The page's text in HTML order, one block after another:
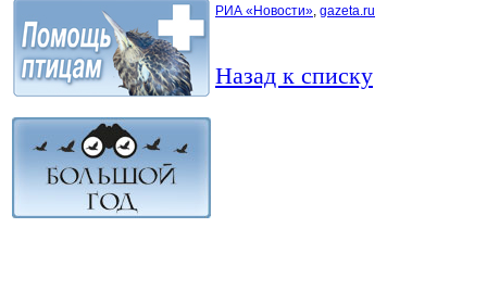
РИА «Новости», gazeta.ru
Назад к списку